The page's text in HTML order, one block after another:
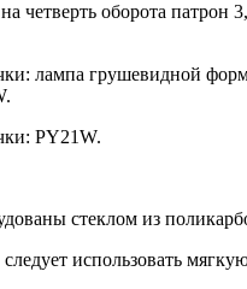
четверть оборота патрон
лампа грушевидной
PY21W.
стеклом из
использовать